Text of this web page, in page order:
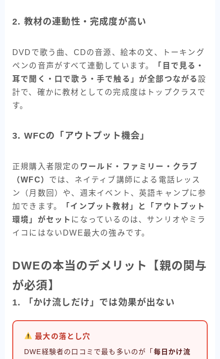
2. 教材の連動性・完成度が高い
DVDで歌う曲、CDの音源、絵本の文、トーキング
ペンの音声がすべて連動しています。
「目で見る・
耳で聞く・口で歌う・手で触る」が全部つながる設
計で、確かに教材としての完成度はトップクラスで
す。
3. WFCの「アウトプット機会」
正規購入者限定の ワールド・ファミリー・クラブ
（WFC） では、ネイティブ講師による電話レッス
ン（月数回）や、週末イベント、英語キャンプに参
加できます。
「インプット教材」と「アウトプット
環境」がセット になっているのは、サンリオやミラ
イコにはないDWE最大の強みです。
DWEの本当のデメリット【親の関与
が必須】
1. 「かけ流しだけ」では効果が出ない
最大の落とし穴
DWE経験者の口コミで最も多いのが「 毎日かけ流